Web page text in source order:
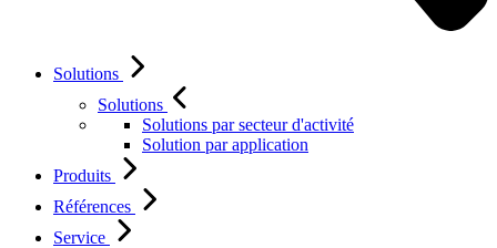
Solutions
Solutions
Solutions par secteur d'activité
Solution par application
Produits
Références
Service